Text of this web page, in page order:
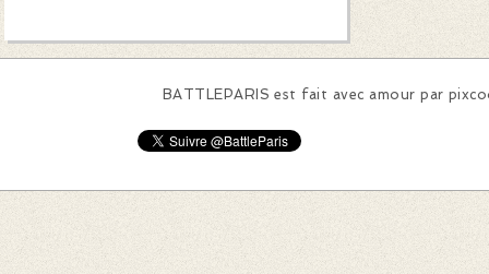
BATTLEPARIS est fait avec amour par